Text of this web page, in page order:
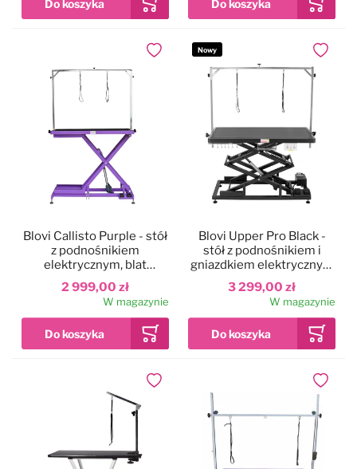
2 999,00 zł
Blovi Callisto Purple - stół
z podnośnikiem
elektrycznym, blat
125x65cm, fioletowy
W magazynie
Dodaj do ulubionych
Nowy
3 299,00 zł
Blovi Upper Pro Black -
stół z podnośnikiem i
gniazdkiem elektrycznym
oraz półką na akcesoria,
czarny, blat 125x65cm
W magazynie
Dodaj
Dodaj do ulubionych Dodaj